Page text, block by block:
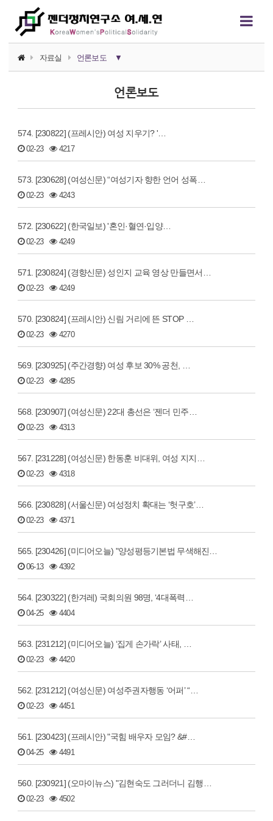
자료실 언론보도 ▼
논평/성명
언론보도
행사자료
카드뉴스
정치에서의 여성폭력
영상자료
언론보도
574. [230822] (프레시안) 여성 지우기? '…
02-23 4217
573. [230628] (여성신문) “여성기자 향한 언어 성폭…
02-23 4243
572. [230622] (한국일보) '혼인·혈연·입양…
02-23 4249
571. [230824] (경향신문) 성인지 교육 영상 만들면서…
02-23 4249
570. [230824] (프레시안) 신림 거리에 뜬 STOP …
02-23 4270
569. [230925] (주간경향) 여성 후보 30% 공천, …
02-23 4285
568. [230907] (여성신문) 22대 총선은 ‘젠더 민주…
02-23 4313
567. [231228] (여성신문) 한동훈 비대위, 여성 지지…
02-23 4318
566. [230828] (서울신문) 여성정치 확대는 ‘헛구호’…
02-23 4371
565. [230426] (미디어오늘) "양성평등기본법 무색해진…
06-13 4392
564. [230322] (한겨레) 국회의원 98명, ‘4대폭력…
04-25 4404
563. [231212] (미디어오늘) ‘집게 손가락’ 사태, …
02-23 4420
562. [231212] (여성신문) 여성주권자행동 ‘어퍼’ “…
02-23 4451
561. [230423] (프레시안) "국힘 배우자 모임? &#…
04-25 4491
560. [230921] (오마이뉴스) "김현숙도 그러더니 김행…
02-23 4502